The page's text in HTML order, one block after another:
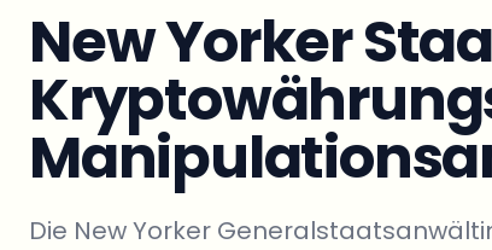
New Yorker
Die New Yorker